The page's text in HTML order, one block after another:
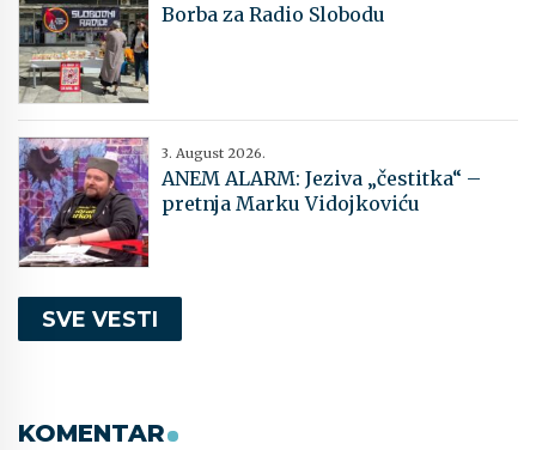
Borba za Radio Slobodu
3. August 2026.
ANEM ALARM: Jeziva „čestitka“ –
pretnja Marku Vidojkoviću
SVE VESTI
KOMENTAR